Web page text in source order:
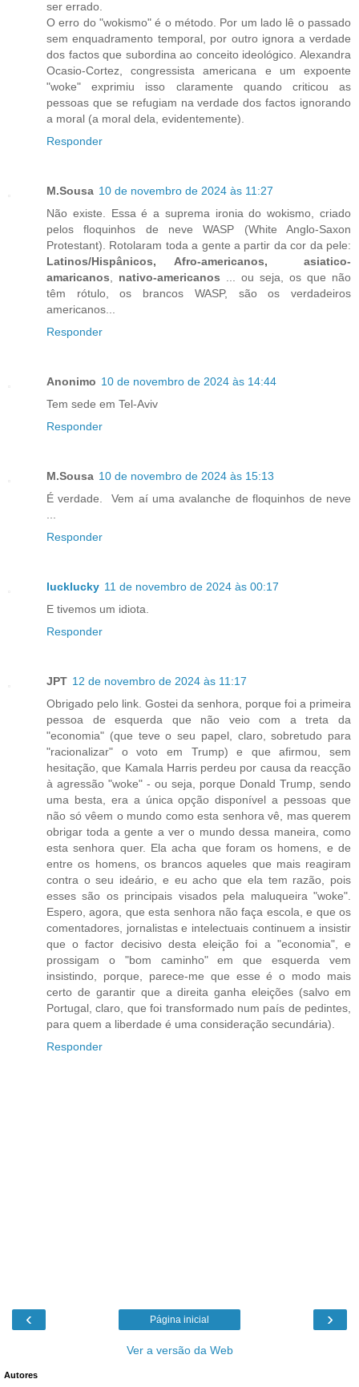
ser errado.
O erro do "wokismo" é o método. Por um lado lê o passado
sem enquadramento temporal, por outro ignora a verdade
dos factos que subordina ao conceito ideológico. Alexandra
Ocasio-Cortez, congressista americana e um expoente
"woke" exprimiu isso claramente quando criticou as
pessoas que se refugiam na verdade dos factos ignorando
a moral (a moral dela, evidentemente).
Responder
M.Sousa 10 de novembro de 2024 às 11:27
Não existe. Essa é a suprema ironia do wokismo, criado
pelos floquinhos de neve WASP (White Anglo-Saxon
Protestant). Rotolaram toda a gente a partir da cor da pele:
Latinos/Hispânicos, Afro-americanos,
asiatico-
amaricanos, nativo-americanos ... ou seja, os que não
têm rótulo, os brancos WASP, são os verdadeiros
americanos...
Responder
Anonimo 10 de novembro de 2024 às 14:44
Tem sede em Tel-Aviv
Responder
M.Sousa 10 de novembro de 2024 às 15:13
É verdade. Vem aí uma avalanche de floquinhos de neve
...
Responder
lucklucky 11 de novembro de 2024 às 00:17
E tivemos um idiota.
Responder
JPT 12 de novembro de 2024 às 11:17
Obrigado pelo link. Gostei da senhora, porque foi a primeira
pessoa de esquerda que não veio com a treta da
"economia" (que teve o seu papel, claro, sobretudo para
"racionalizar" o voto em Trump) e que afirmou, sem
hesitação, que Kamala Harris perdeu por causa da reacção
à agressão "woke" - ou seja, porque Donald Trump, sendo
uma besta, era a única opção disponível a pessoas que
não só vêem o mundo como esta senhora vê, mas querem
obrigar toda a gente a ver o mundo dessa maneira, como
esta senhora quer. Ela acha que foram os homens, e de
entre os homens, os brancos aqueles que mais reagiram
contra o seu ideário, e eu acho que ela tem razão, pois
esses são os principais visados pela maluqueira "woke".
Espero, agora, que esta senhora não faça escola, e que os
comentadores, jornalistas e intelectuais continuem a insistir
que o factor decisivo desta eleição foi a "economia", e
prossigam o "bom caminho" em que esquerda vem
insistindo, porque, parece-me que esse é o modo mais
certo de garantir que a direita ganha eleições (salvo em
Portugal, claro, que foi transformado num país de pedintes,
para quem a liberdade é uma consideração secundária).
Responder
‹ ›
Página inicial
Ver a versão da Web
Autores